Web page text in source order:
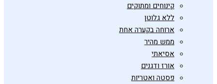
קינוחים ומתוקים
ללא גלוטן
ארוחה בקערה אחת
ממש מהיר
אסיאתי
אורז ודגנים
פסטה ואטריות